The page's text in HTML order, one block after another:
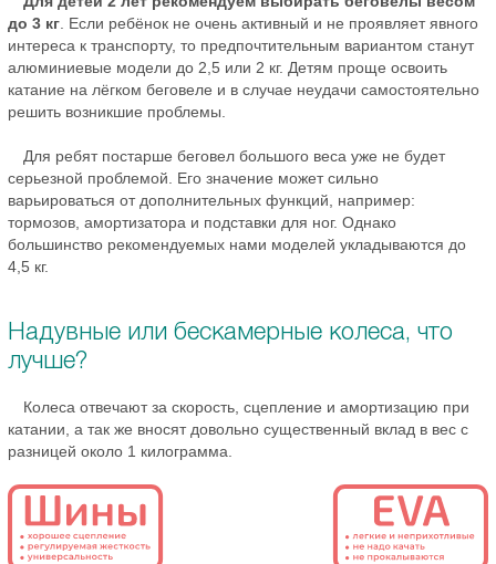
до 3 кг . Если ребёнок не очень активный и не проявляет явного
интереса к транспорту, то предпочтительным вариантом станут
алюминиевые модели до 2,5 или 2 кг. Детям проще освоить
катание на лёгком беговеле и в случае неудачи самостоятельно
решить возникшие проблемы.
Для ребят постарше беговел большого веса уже не будет
серьезной проблемой. Его значение может сильно
варьироваться от дополнительных функций, например:
тормозов, амортизатора и подставки для ног. Однако
большинство рекомендуемых нами моделей укладываются до
4,5 кг.
Надувные или бескамерные колеса, что
лучше?
Колеса отвечают за скорость, сцепление и амортизацию при
катании, а так же вносят довольно существенный вклад в вес с
разницей около 1 килограмма.